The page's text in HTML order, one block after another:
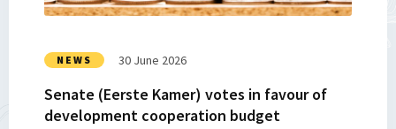
NEWS 30 June 2026
Senate (Eerste Kamer) votes in favour of
development cooperation budget
favour
development
cooperation
budget